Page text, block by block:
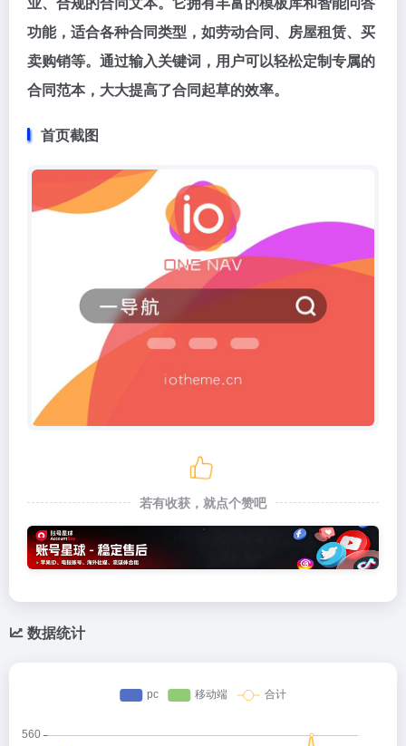
功能，适合各种合同类型，如劳动合同、房屋租赁、买
卖购销等。通过输入关键词，用户可以轻松定制专属的
合同范本，大大提高了合同起草的效率。
首页截图
若有收获，就点个赞吧
数据统计